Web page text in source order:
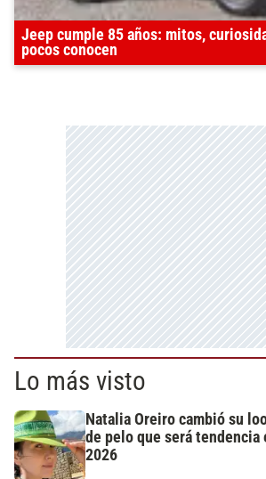
Jeep cumple 85 años: mitos,
pocos conocen
Lo más visto
Natalia Oreiro cambió su
de pelo que será tendencia
2026